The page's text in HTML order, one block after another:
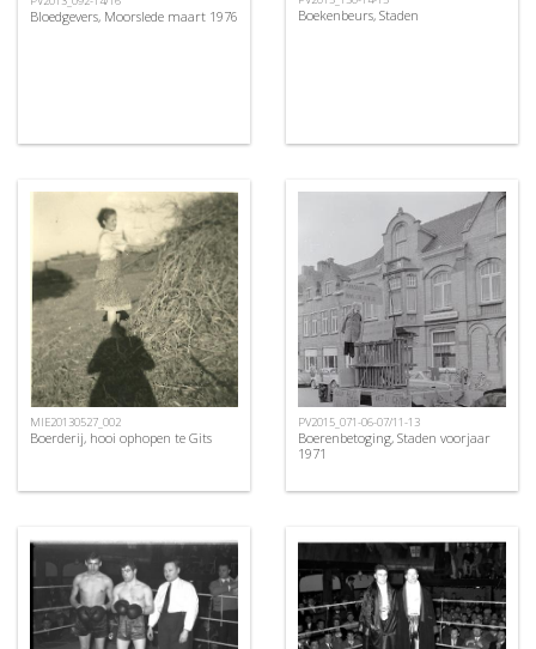
Bloedgevers, Moorslede maart 1976 Boekenbeurs, Staden
MIE20130527_002
Boerderij, hooi ophopen te Gits
PV2015_071-06-07/11-13
Boerenbetoging, Staden voorjaar
1971